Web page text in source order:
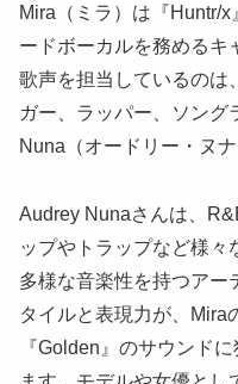
Mira（ミラ）は『Huntr/
ードボーカルを務めるキ
歌声を担当しているのは
ガー、ラッパー、ソング
Nuna（オードリー・ヌナ
Audrey Nunaさんは、
ップやトラップなど様々
多様な音楽性を持つアー
タイルと表現力が、Mira
『Golden』のサウンド